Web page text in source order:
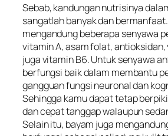
Sebab, kandungan nutrisinya
sangatlah banyak dan
mengandung beberapa senyawa
vitamin A, asam folat,
juga vitamin B6. Untuk senyawa
berfungsi baik dalam membantu
gangguan fungsi neuronal dan
Sehingga kamu dapat tetap
dan cepat tanggap walaupun
Selain itu, bayam juga